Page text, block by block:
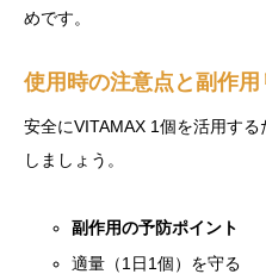
めです。
使用時の注意点と副作
安全にVITAMAX 1個を活用す
しましょう。
副作用の予防ポイント
適量（1日1個）を守る